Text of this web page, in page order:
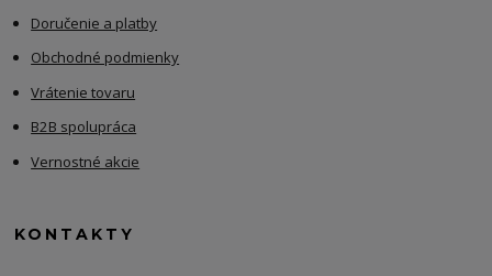
Doručenie a platby
Obchodné podmienky
Vrátenie tovaru
B2B spolupráca
Vernostné akcie
KONTAKTY